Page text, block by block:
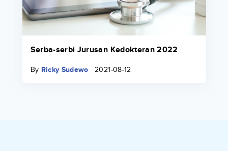
Serba-serbi Jurusan Kedokteran 2022
By Ricky Sudewo 2021-08-12